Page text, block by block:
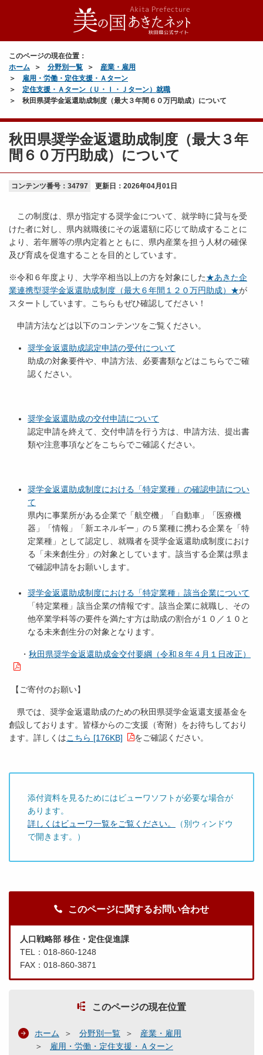
このページの現在位置：
ホーム
分野別一覧
産業・雇用
雇用・労働・定住支援・Ａターン
定住支援・Ａターン（Ｕ・Ｉ・Ｊターン）就職
秋田県奨学金返還助成制度（最大３年間６０万円助成）について
秋田県奨学金返還助成制度（最大３年
間６０万円助成）について
コンテンツ番号：34797 更新日： 2026年04月01日
この制度は、県が指定する奨学金について、就学時に貸与を受
けた者に対し、県内就職後にその返還額に応じて助成することに
より、若年層等の県内定着とともに、県内産業を担う人材の確保
及び育成を促進することを目的としています。
※令和６年度より、大学卒相当以上の方を対象にした★あきた企
業連携型奨学金返還助成制度（最大６年間１２０万円助成）★が
スタートしています。こちらもぜひ確認してださい！
申請方法などは以下のコンテンツをご覧ください。
奨学金返還助成認定申請の受付について
助成の対象要件や、申請方法、必要書類などはこちらでご確
認ください。
奨学金返還助成の交付申請について
認定申請を終えて、交付申請を行う方は、申請方法、提出書
類や注意事項などをこちらでご確認ください。
奨学金返還助成制度における「特定業種」の確認申請につい
て
県内に事業所がある企業で「航空機」「自動車」「医療機
器」「情報」「新エネルギー」の５業種に携わる企業を「特
定業種」として認定し、就職者を奨学金返還助成制度におけ
る「未来創生分」の対象としています。該当する企業は県ま
で確認申請をお願いします。
奨学金返還助成制度における「特定業種」該当企業について
「特定業種」該当企業の情報です。該当企業に就職し、その
他卒業学科等の要件を満たす方は助成の割合が１０／１０と
なる未来創生分の対象となります。
・ 秋田県奨学金返還助成金交付要綱（令和８年４月１日改正）
【ご寄付のお願い】
県では、奨学金返還助成のための秋田県奨学金返還支援基金を
創設しております。皆様からのご支援（寄附）をお待ちしており
ます。詳しくはこちら [176KB] をご確認ください。
添付資料を見るためにはビューワソフトが必要な場合が
あります。
詳しくはビューワ一覧をご覧ください。
（別ウィンドウ
で開きます。）
このページに関するお問い合わせ
人口戦略部 移住・定住促進課
TEL：018-860-1248
FAX：018-860-3871
このページの現在位置
ホーム 分野別一覧
産業・雇用
雇用・労働・定住支援・Ａターン